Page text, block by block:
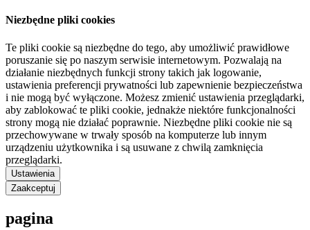
Niezbędne pliki cookies
Te pliki cookie są niezbędne do tego, aby umożliwić prawidłowe
poruszanie się po naszym serwisie internetowym. Pozwalają na
działanie niezbędnych funkcji strony takich jak logowanie,
ustawienia preferencji prywatności lub zapewnienie bezpieczeństwa
i nie mogą być wyłączone. Możesz zmienić ustawienia przeglądarki,
aby zablokować te pliki cookie, jednakże niektóre funkcjonalności
strony mogą nie działać poprawnie. Niezbędne pliki cookie nie są
przechowywane w trwały sposób na komputerze lub innym
urządzeniu użytkownika i są usuwane z chwilą zamknięcia
przeglądarki.
Ustawienia
Zaakceptuj
pagina